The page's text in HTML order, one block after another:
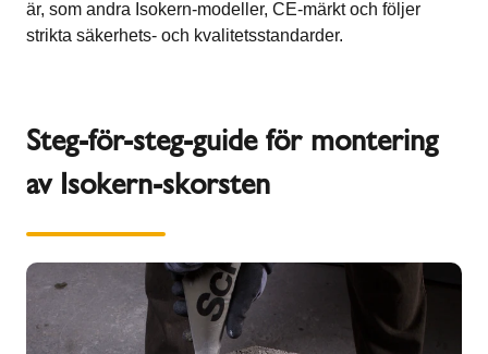
är, som andra Isokern-modeller, CE-märkt och följer
strikta säkerhets- och kvalitetsstandarder.
Steg-för-steg-guide för montering
av Isokern-skorsten